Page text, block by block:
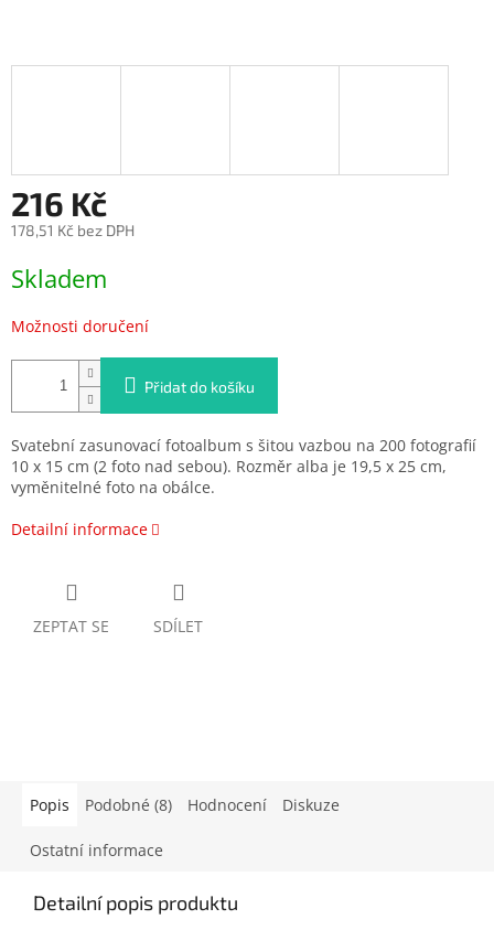
216 Kč
178,51 Kč bez DPH
cena:
Skladem
Možnosti doručení
Přidat do košíku
Svatební zasunovací fotoalbum s šitou vazbou na 200 fotografií
10 x 15 cm (2 foto nad sebou). Rozměr alba je 19,5 x 25 cm,
vyměnitelné foto na obálce.
Detailní informace
ZEPTAT SE SDÍLET
Popis Podobné (8) Hodnocení Diskuze
Ostatní informace
Detailní popis produktu